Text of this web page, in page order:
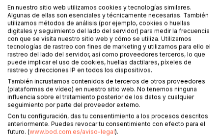
El Propósito ofrece un recorrido por la historia occidental
de la humanidad, desde la antigua Grecia hasta la era
moderna, en este recorrido se cuestionan los patrones
sociales y de poder de las sociedades capitalistas, así
como sus consecuencias sobre la política, el arte, la
cultura y la ciencia. En esta incursión, el autor convoca
voces de periodistas, líderes sociales, espirituales y
también figuras religiosas, las cuales, en conjunto con la
suya, elaboran con su discurso los andamios de una ética
basada en una democracia del conocimiento científico y
además añaden una espiritualidad cimentada en la unidad y
la humildad. En esta obra, Robert Bayon invita al lector a
En nuestro sitio web utilizamos cookies y tecnologías similares.
Algunas de ellas son esenciales y técnicamente necesarias. También
utilizamos métodos de análisis (por ejemplo, cookies o huellas
digitales y seguimiento del lado del servidor) para medir la frecuencia
con que se visita nuestro sitio web y cómo se utiliza. Utilizamos
tecnologías de rastreo con fines de marketing y utilizamos para ello el
rastreo del lado del servidor, así como proveedores terceros, lo que
puede implicar el uso de cookies, huellas dactilares, píxeles de
rastreo y direcciones IP en todos los dispositivos.
También incrustamos contenidos de terceros de otros proveedores
(plataformas de vídeo) en nuestro sitio web. No tenemos ninguna
influencia sobre el tratamiento posterior de los datos y cualquier
seguimiento por parte del proveedor externo.
Con tu configuración, das tu consentimiento a los procesos descritos
anteriormente. Puedes revocar tu consentimiento con efecto para el
futuro. (www.bod.com.es/aviso-legal).